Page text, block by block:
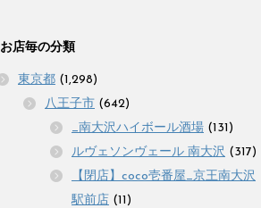
お店毎の分類
東京都 (1,298)
八王子市 (642)
_南大沢ハイボール酒場 (131)
ルヴェソンヴェール 南大沢 (317)
【閉店】coco壱番屋_京王南大沢
駅前店 (11)